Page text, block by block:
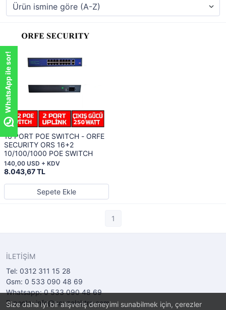
Size daha iyi bir alışveriş deneyimi sunabilmek için, çerezler
16 PORT POE SWITCH - ORFE
SECURITY ORS 16+2
10/100/1000 POE SWITCH
8.043,67 TL
140,00 USD + KDV
Sepete Ekle
1
İLETİŞİM
Tel: 0312 311 15 28
Gsm: 0 533 090 48 69
Whatsapp: 0 533 090 48 69
E-posta: info@ucuzelektro.com
WhatsApp ile sor!
WhatsApp ile sor!